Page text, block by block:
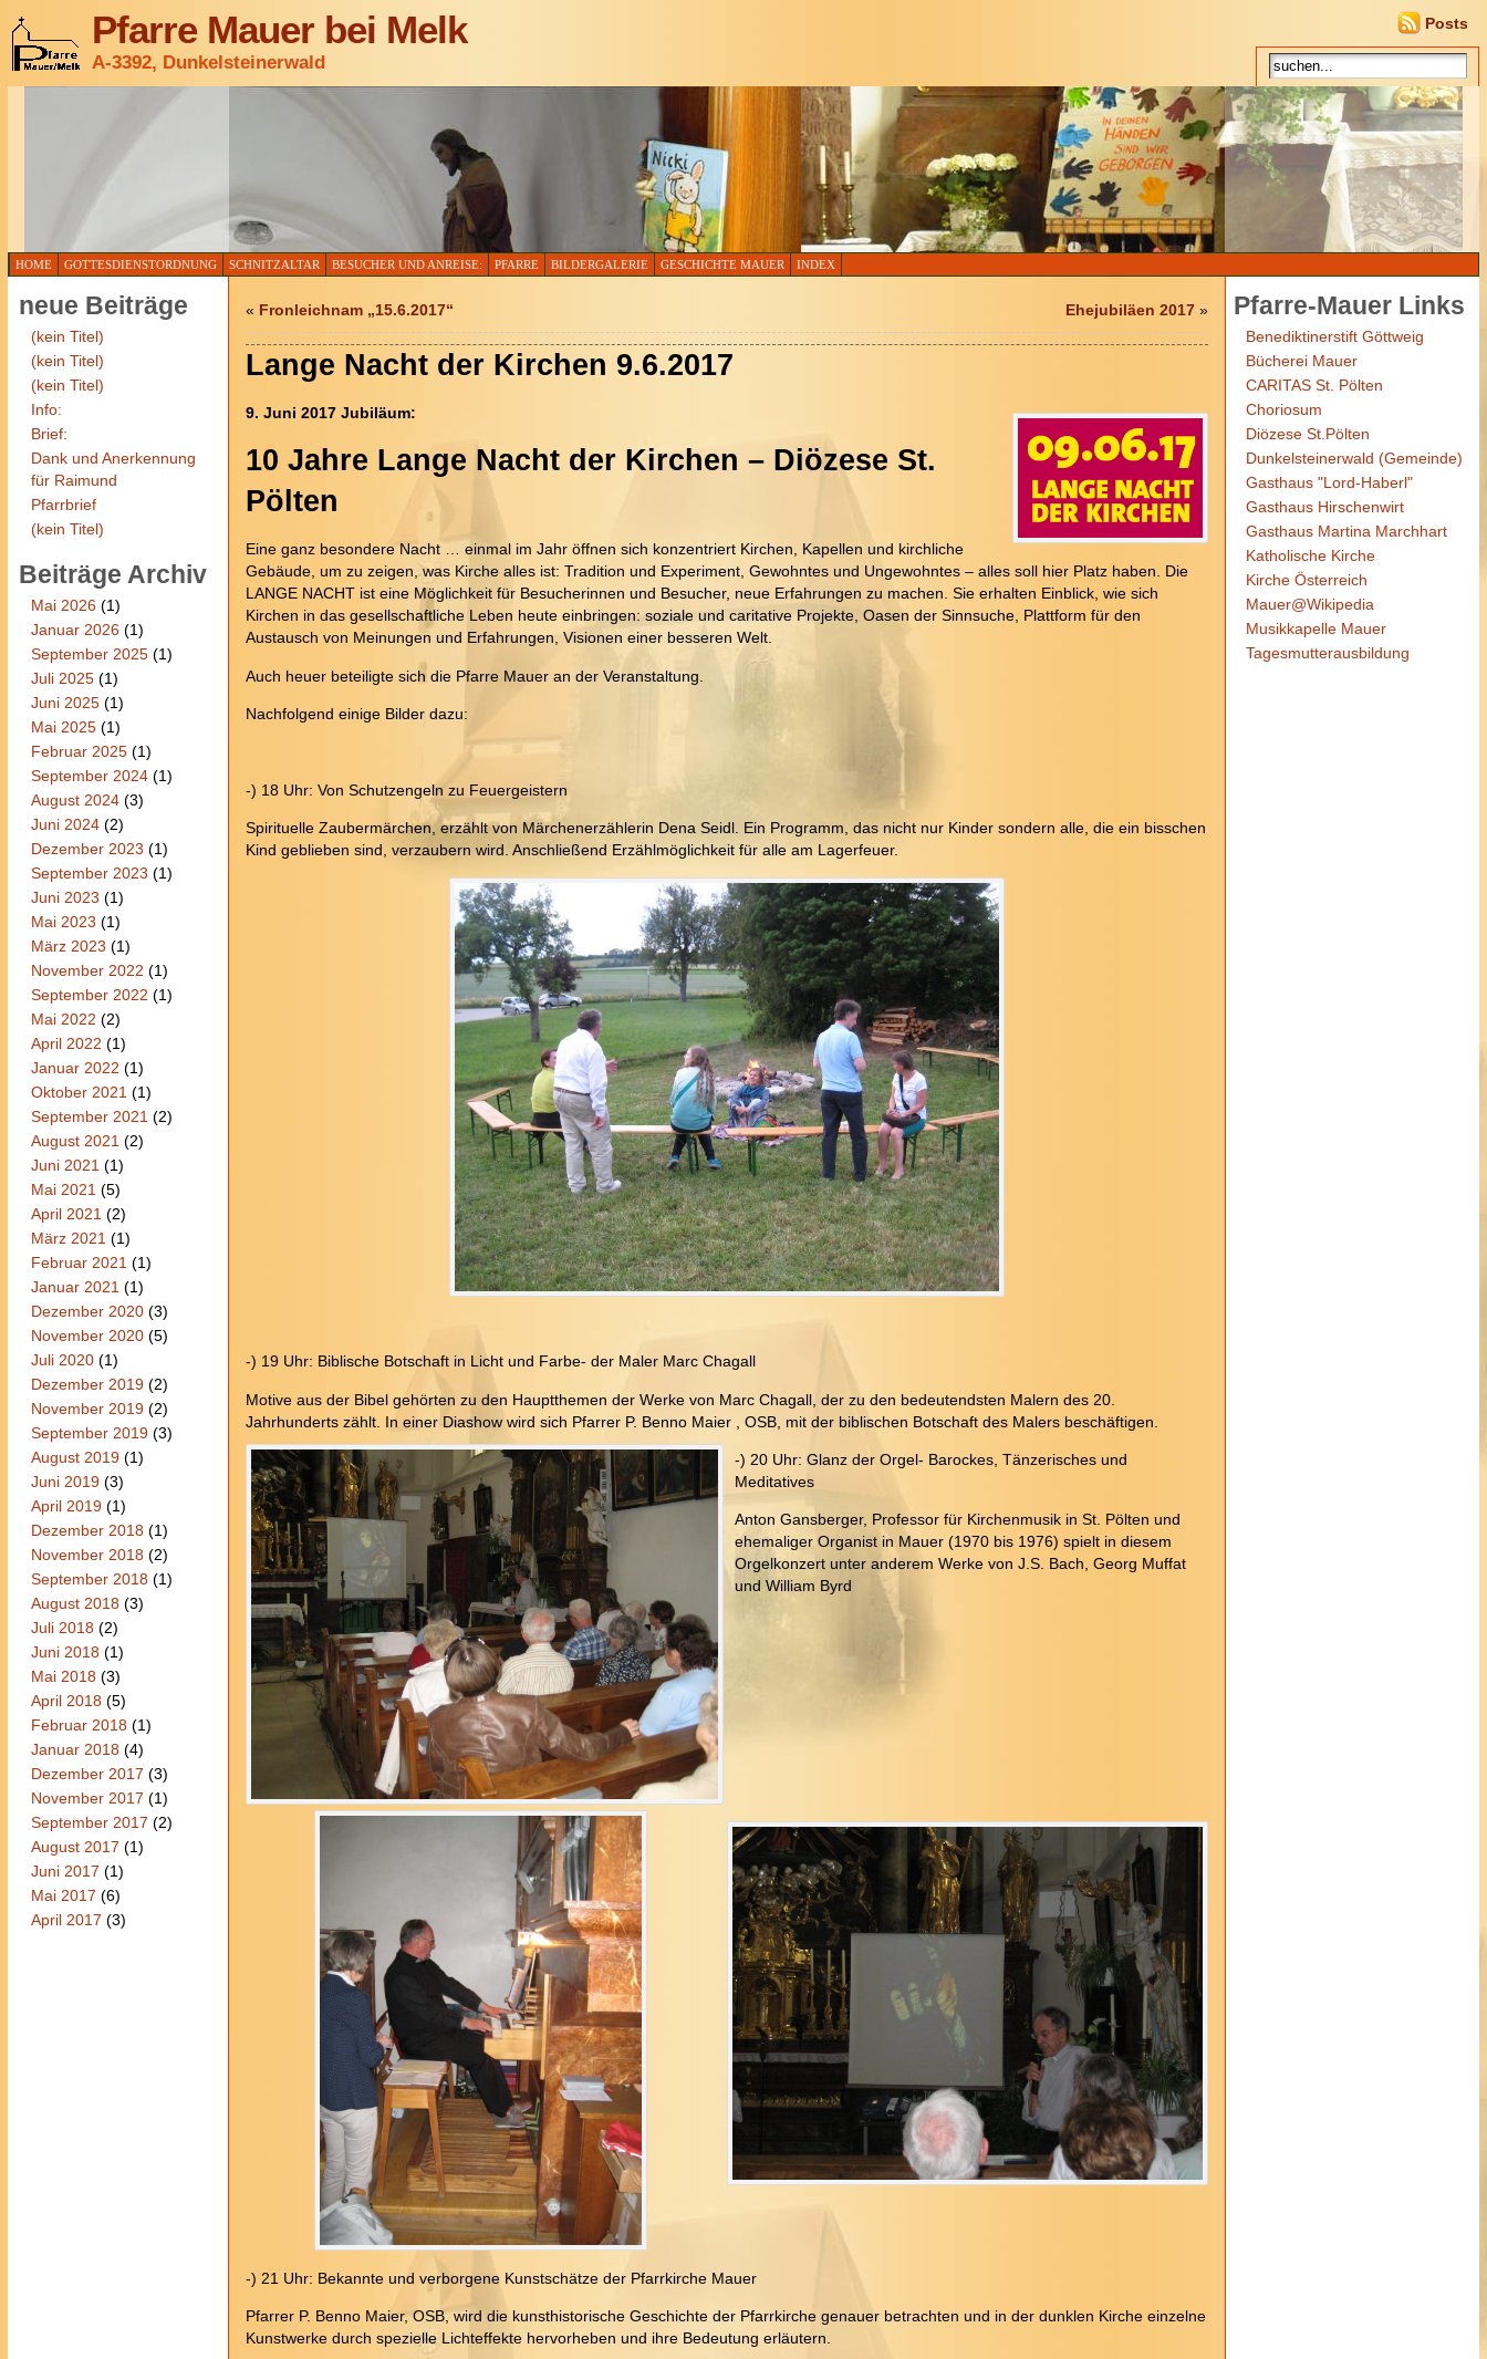
Pfarre Mauer bei Melk
A-3392, Dunkelsteinerwald
Posts
HOME GOTTESDIENSTORDNUNG SCHNITZALTAR BESUCHER UND ANREISE: PFARRE BILDERGALERIE GESCHICHTE MAUER INDEX
neue Beiträge
(kein Titel)
(kein Titel)
(kein Titel)
Info:
Brief:
Dank und Anerkennung
für Raimund
Pfarrbrief
(kein Titel)
Beiträge Archiv
Mai 2026(1)
Januar 2026(1)
September 2025(1)
Juli 2025(1)
Juni 2025(1)
Mai 2025(1)
Februar 2025(1)
September 2024(1)
August 2024(3)
Juni 2024(2)
Dezember 2023 (1)
September 2023 (1)
Juni 2023 (1)
Mai 2023 (1)
März 2023 (1)
November 2022 (1)
September 2022 (1)
Mai 2022 (2)
April 2022 (1)
Januar 2022 (1)
Oktober 2021 (1)
September 2021 (2)
August 2021 (2)
Juni 2021 (1)
Mai 2021 (5)
April 2021 (2)
März 2021 (1)
Februar 2021 (1)
Januar 2021 (1)
Dezember 2020(3)
November 2020(5)
Juli 2020(1)
Dezember 2019(2)
November 2019(2)
September 2019(3)
August 2019(1)
Juni 2019(3)
April 2019(1)
Dezember 2018(1)
November 2018(2)
September 2018(1)
August 2018(3)
Juli 2018(2)
Juni 2018(1)
Mai 2018(3)
April 2018(5)
Februar 2018(1)
Januar 2018(4)
Dezember 2017 (3)
November 2017 (1)
September 2017 (2)
August 2017 (1)
Juni 2017 (1)
Mai 2017 (6)
April 2017 (3)
« Fronleichnam „15.6.2017“ Ehejubiläen 2017»
Lange Nacht der Kirchen 9.6.2017
9. Juni 2017 Jubiläum:
10 Jahre Lange Nacht der Kirchen – Diözese St.
Pölten
Eine ganz besondere Nacht … einmal im Jahr öffnen sich konzentriert Kirchen, Kapellen und kirchliche
Gebäude, um zu zeigen, was Kirche alles ist: Tradition und Experiment, Gewohntes und Ungewohntes – alles soll hier Platz haben. Die
LANGE NACHT ist eine Möglichkeit für Besucherinnen und Besucher, neue Erfahrungen zu machen. Sie erhalten Einblick, wie sich
Kirchen in das gesellschaftliche Leben heute einbringen: soziale und caritative Projekte, Oasen der Sinnsuche, Plattform für den
Austausch von Meinungen und Erfahrungen, Visionen einer besseren Welt.
Auch heuer beteiligte sich die Pfarre Mauer an der Veranstaltung.
Nachfolgend einige Bilder dazu:
-) 18 Uhr: Von Schutzengeln zu Feuergeistern
Spirituelle Zaubermärchen, erzählt von Märchenerzählerin Dena Seidl. Ein Programm, das nicht nur Kinder sondern alle, die ein bisschen
Kind geblieben sind, verzaubern wird. Anschließend Erzählmöglichkeit für alle am Lagerfeuer.
-) 19 Uhr: Biblische Botschaft in Licht und Farbe- der Maler Marc Chagall
Motive aus der Bibel gehörten zu den Hauptthemen der Werke von Marc Chagall, der zu den bedeutendsten Malern des 20.
Jahrhunderts zählt. In einer Diashow wird sich Pfarrer P. Benno Maier , OSB, mit der biblischen Botschaft des Malers beschäftigen.
-) 20 Uhr: Glanz der Orgel- Barockes, Tänzerisches und
Meditatives
Anton Gansberger, Professor für Kirchenmusik in St. Pölten und
ehemaliger Organist in Mauer (1970 bis 1976) spielt in diesem
Orgelkonzert unter anderem Werke von J.S. Bach, Georg Muffat
und William Byrd
-) 21 Uhr: Bekannte und verborgene Kunstschätze der Pfarrkirche Mauer
Pfarrer P. Benno Maier, OSB, wird die kunsthistorische Geschichte der Pfarrkirche genauer betrachten und in der dunklen Kirche einzelne
Kunstwerke durch spezielle Lichteffekte hervorheben und ihre Bedeutung erläutern.
Pfarre-Mauer Links
Benediktinerstift Göttweig
Bücherei Mauer
CARITAS St. Pölten
Choriosum
Diözese St.Pölten
Dunkelsteinerwald (Gemeinde)
Gasthaus "Lord-Haberl"
Gasthaus Hirschenwirt
Gasthaus Martina Marchhart
Katholische Kirche
Kirche Österreich
Mauer@Wikipedia
Musikkapelle Mauer
Tagesmutterausbildung